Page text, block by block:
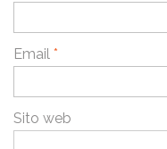
Email *
Sito web